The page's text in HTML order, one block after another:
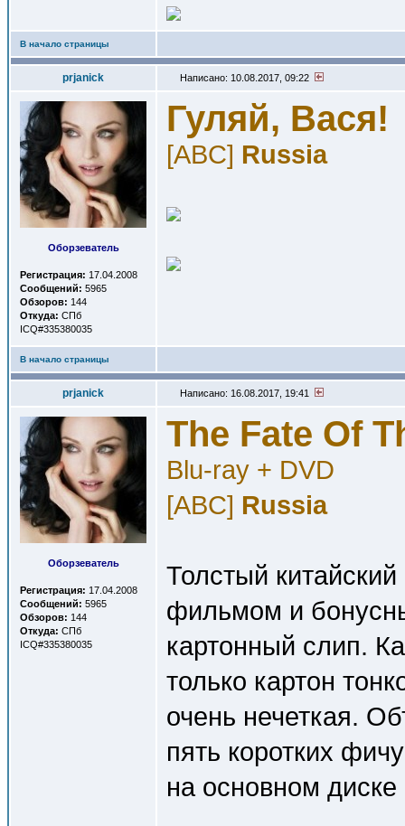
В начало страницы
prjanick Написано: 10.08.2017, 09:22
Оборзеватель
Регистрация: 17.04.2008
Сообщений: 5965
Обзоров: 144
Откуда: СПб
ICQ#335380035
Гуляй, Вася!
[ABC] Russia
В начало страницы
prjanick Написано: 16.08.2017, 19:41
Оборзеватель
Регистрация: 17.04.2008
Сообщений: 5965
Обзоров: 144
Откуда: СПб
ICQ#335380035
The Fate Of
Blu-ray + DVD
[ABC] Russia
Толстый
фильмом и
картонный слип.
только картон
очень нечеткая.
пять коротких
на основном